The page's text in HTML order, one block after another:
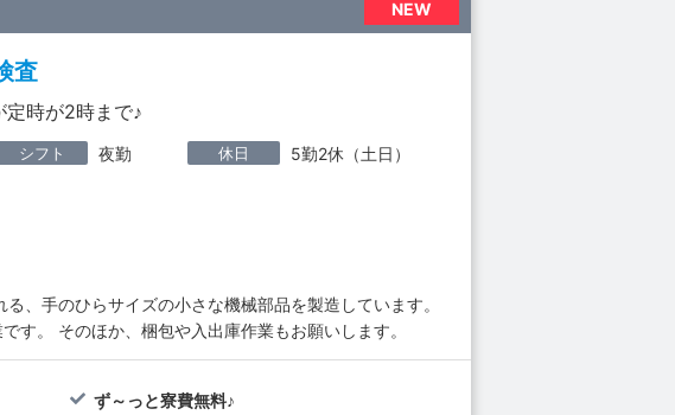
NEW
査
定時が2時まで♪
シフト 夜勤 休日 5勤2休（土日）
、手のひらサイズの小さな機械部品を製造しています。
す。 そのほか、梱包や入出庫作業もお願いします。
ず～っと寮費無料♪